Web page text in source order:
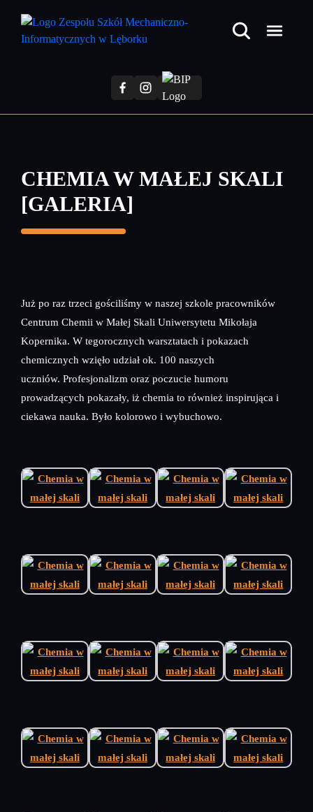
treści
CHEMIA W MAŁEJ SKALI
[GALERIA]
Już po raz trzeci gościliśmy w naszej szkole pracowników
Centrum Chemii w Małej Skali Uniwersytetu Mikołaja
Kopernika. W tegorocznych warsztatach i pokazach
chemicznych wzięło udział ok. 100 naszych
uczniów. Profesjonalizm oraz poczucie humoru
prowadzących pokazały, iż chemia to również inspirująca i
ciekawa nauka. Było kolorowo i wybuchowo.